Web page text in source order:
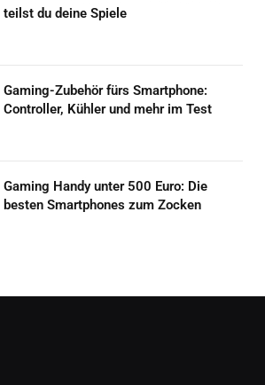
teilst du deine Spiele
Gaming-Zubehör fürs Smartphone:
Controller, Kühler und mehr im Test
Gaming Handy unter 500 Euro: Die
besten Smartphones zum Zocken